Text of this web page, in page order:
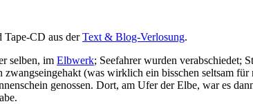
Tape-CD aus derText & Blog-Verlosung.
selben, im Elbwerk; Seefahrer wurden verabschiedet;
(was wirklich ein bisschen seltsam
genossen. Dort, am Ufer der Elbe, war es